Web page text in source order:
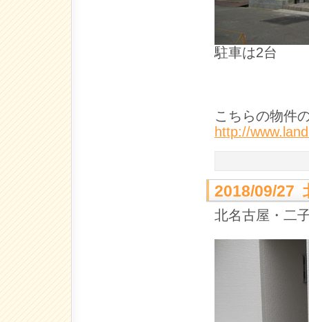
駐車は2台
こちらの物件
http://
2018/09/27
北名古屋・二